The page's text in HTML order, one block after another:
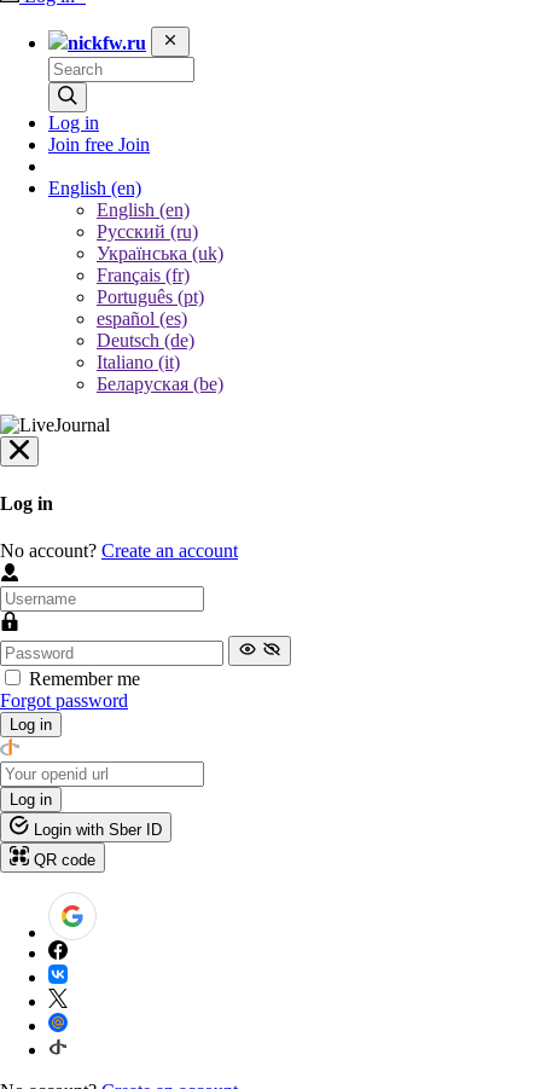
nickfw.ru
Log in
Join free Join
English (en)
English (en)
Русский (ru)
Українська (uk)
Français (fr)
Português (pt)
español (es)
Deutsch (de)
Italiano (it)
Беларуская (be)
Log in
No account? Create an account
Remember me
Forgot password
Log in
Log in
Login with Sber ID
QR code